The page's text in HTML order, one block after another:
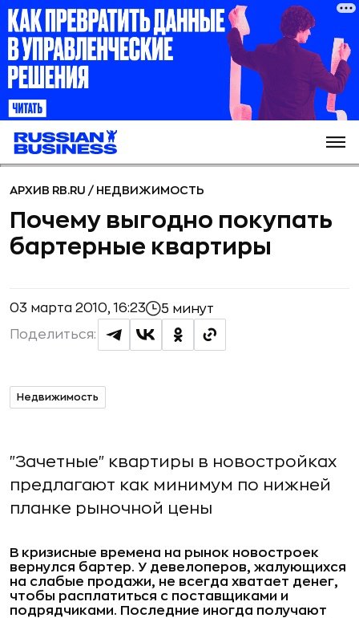
АРХИВ RB.RU / НЕДВИЖИМОСТЬ
Почему выгодно покупать
бартерные квартиры
03 марта 2010, 16:23 5 минут
Поделиться:
Недвижимость
"Зачетные" квартиры в новостройках
предлагают как минимум по нижней
планке рыночной цены
В кризисные времена на рынок новостроек
вернулся бартер. У девелоперов, жалующихся
на слабые продажи, не всегда хватает денег,
чтобы расплатиться с поставщиками и
подрядчиками. Последние иногда получают